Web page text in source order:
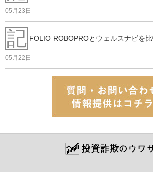
05月23日
記 FOLIO ROBOPROとウェルスナビを
05月22日